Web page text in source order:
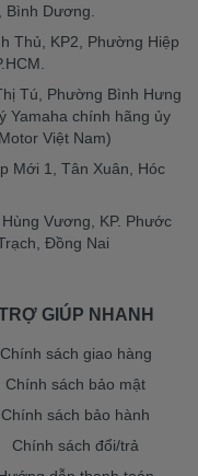
Bình Dương.
Thủ, KP2, Phường Hiệp
Tú, Phường Bình Hưng
Yamaha chính hãng ủy
Việt Nam)
Mới 1, Tân Xuân, Hóc
Vương, KP. Phước
Đồng Nai
GIÚP NHANH
Chính sách giao hàng
Chính sách bảo mật
Chính sách bảo hành
Chính sách đổi/trả